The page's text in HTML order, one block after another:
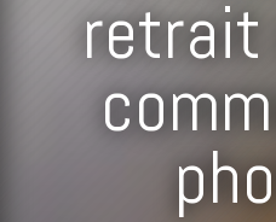
retrait